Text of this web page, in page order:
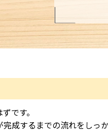
です。
成するまでの流れをしっ